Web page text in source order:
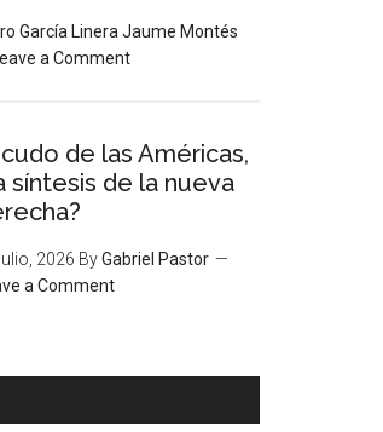
García Linera Jaume Montés
a Comment
de las Américas,
síntesis de la nueva
2026 ByGabriel Pastor
a Comment